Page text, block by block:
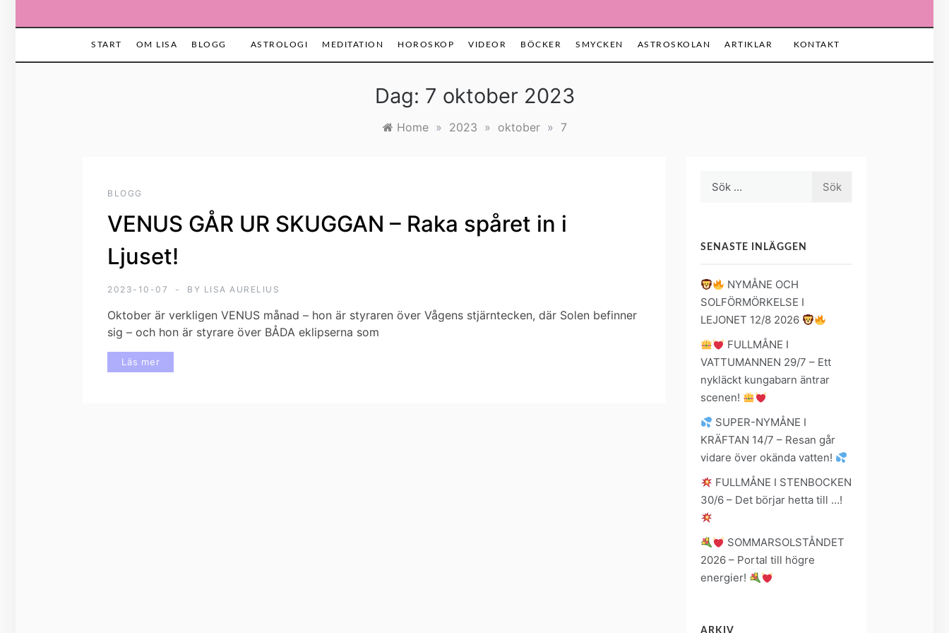
START OM LISA BLOGG ASTROLOGI MEDITATION HOROSKOP VIDEOR BÖCKER SMYCKEN ASTROSKOLAN ARTIKLAR KONTAKT
Dag: 7 oktober 2023
Home » 2023 » oktober » 7
BLOGG
VENUS GÅR UR SKUGGAN – Raka spåret in i
Ljuset!
2023-10-07 BY LISA AURELIUS
Oktober är verkligen VENUS månad – hon är styraren över Vågens stjärntecken, där Solen befinner
sig – och hon är styrare över BÅDA eklipserna som
Läs mer
SENASTE INLÄGGEN
NYMÅNE OCH
SOLFÖRMÖRKELSE I
LEJONET 12/8 2026
FULLMÅNE I
VATTUMANNEN 29/7 – Ett
nykläckt kungabarn äntrar
scenen!
SUPER-NYMÅNE I
KRÄFTAN 14/7 – Resan går
vidare över okända vatten!
FULLMÅNE I STENBOCKEN
30/6 – Det börjar hetta till …!
SOMMARSOLSTÅNDET
2026 – Portal till högre
energier!
ARKIV